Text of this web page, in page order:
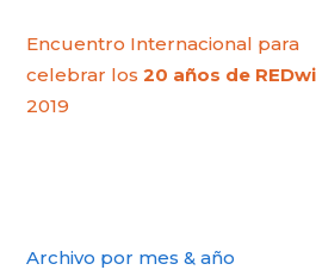
Encuentro Internacional para
celebrar los 20 años de
2019
Archivo por mes & año